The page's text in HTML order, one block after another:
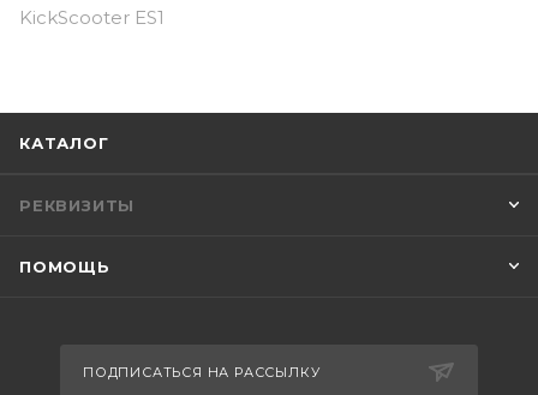
KickScooter ES1
КАТАЛОГ
РЕКВИЗИТЫ
ПОМОЩЬ
ПОДПИСАТЬСЯ НА РАССЫЛКУ